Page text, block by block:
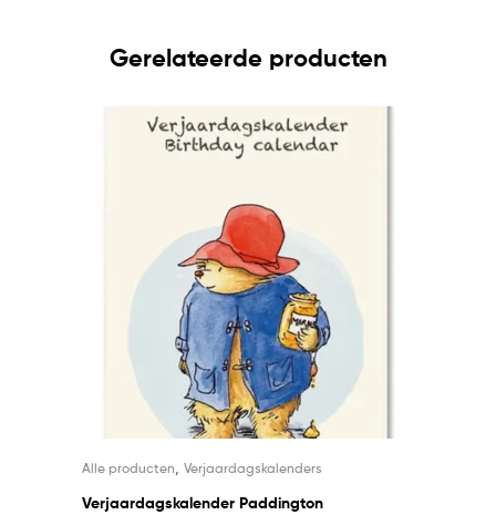
Gerelateerde producten
Alle producten, Verjaardagskalenders
Verjaardagskalender Paddington